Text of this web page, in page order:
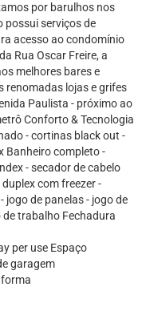
por barulhos nos
possui serviços de
acesso ao condomínio
Rua Oscar Freire, a
melhores bares e
renomadas lojas e grifes
Paulista - próximo ao
Conforto & Tecnologia
- cortinas black out -
Banheiro completo -
- secador de cabelo
com freezer -
jogo de panelas - jogo de
trabalho Fechadura
per use Espaço
garagem